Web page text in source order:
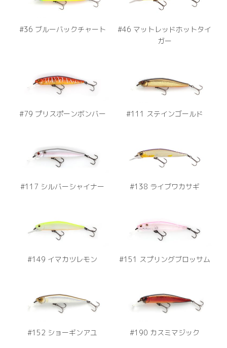
#36 ブルーバックチャート
#46 マットレッドホットタイ
ガー
#79 プリスポーンボンバー #111 ステインゴールド
#117 シルバーシャイナー #138 ライブワカサギ
#149 イマカツレモン #151 スプリングブロッサム
#152 ショーギンアユ #190 カスミマジック